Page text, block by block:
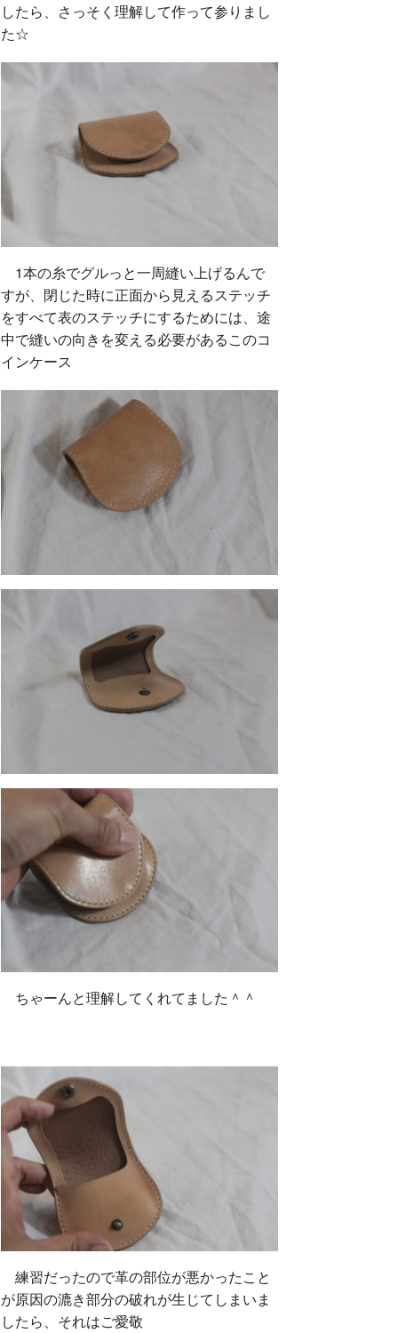
したら、さっそく理解して作って参りまし
た☆
1本の糸でグルっと一周縫い上げるんで
すが、閉じた時に正面から見えるステッチ
をすべて表のステッチにするためには、途
中で縫いの向きを変える必要があるこのコ
インケース
ちゃーんと理解してくれてました＾＾
練習だったので革の部位が悪かったこと
が原因の漉き部分の破れが生じてしまいま
したら、それはご愛敬